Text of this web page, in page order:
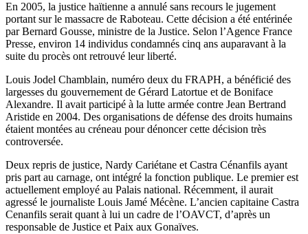
En 2005, la justice haïtienne a annulé sans recours le jugement
portant sur le massacre de Raboteau. Cette décision a été entérinée
par Bernard Gousse, ministre de la Justice. Selon l’Agence France
Presse, environ 14 individus condamnés cinq ans auparavant à la
suite du procès ont retrouvé leur liberté.
Louis Jodel Chamblain, numéro deux du FRAPH, a bénéficié des
largesses du gouvernement de Gérard Latortue et de Boniface
Alexandre. Il avait participé à la lutte armée contre Jean Bertrand
Aristide en 2004. Des organisations de défense des droits humains
étaient montées au créneau pour dénoncer cette décision très
controversée.
Deux repris de justice, Nardy Cariétane et Castra Cénanfils ayant
pris part au carnage, ont intégré la fonction publique. Le premier est
actuellement employé au Palais national. Récemment, il aurait
agressé le journaliste Louis Jamé Mécène. L’ancien capitaine Castra
Cenanfils serait quant à lui un cadre de l’OAVCT, d’après un
responsable de Justice et Paix aux Gonaïves.